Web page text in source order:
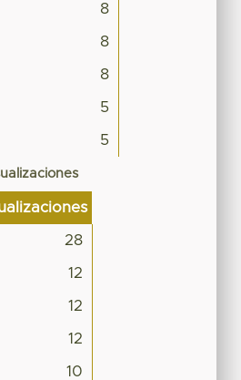
8
8
8
5
5
28
12
12
12
10